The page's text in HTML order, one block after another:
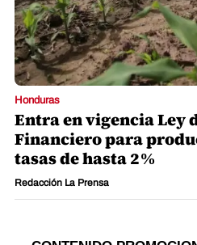
Honduras
Entra en vigencia Ley
Financiero para
tasas de hasta 2%
Redacción La Prensa